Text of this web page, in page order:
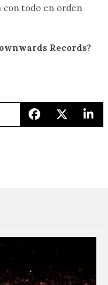
con todo en orden
Records?